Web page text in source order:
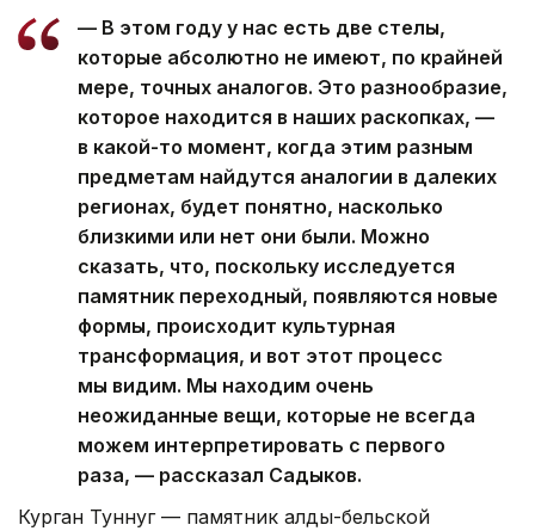
— В этом году у нас есть две стелы,
которые абсолютно не имеют, по крайней
мере, точных аналогов. Это разнообразие,
которое находится в наших раскопках, —
в какой-то момент, когда этим разным
предметам найдутся аналогии в далеких
регионах, будет понятно, насколько
близкими или нет они были. Можно
сказать, что, поскольку исследуется
памятник переходный, появляются новые
формы, происходит культурная
трансформация, и вот этот процесс
мы видим. Мы находим очень
неожиданные вещи, которые не всегда
можем интерпретировать с первого
раза, — рассказал Садыков.
Курган Туннуг — памятник алды-бельской